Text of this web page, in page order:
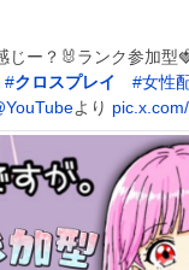
じー？🐰ランク参加型
#クロスプレイ #女性
より